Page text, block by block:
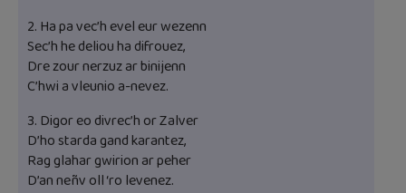
2. Ha pa vec’h evel eur wezenn
Sec’h he deliou ha difrouez,
Dre zour nerzuz ar binijenn
C’hwi a vleunio a-nevez.
3. Digor eo divrec’h or Zalver
D’ho starda gand karantez,
Rag glahar gwirion ar peher
D’an neñv oll ‘ro levenez.